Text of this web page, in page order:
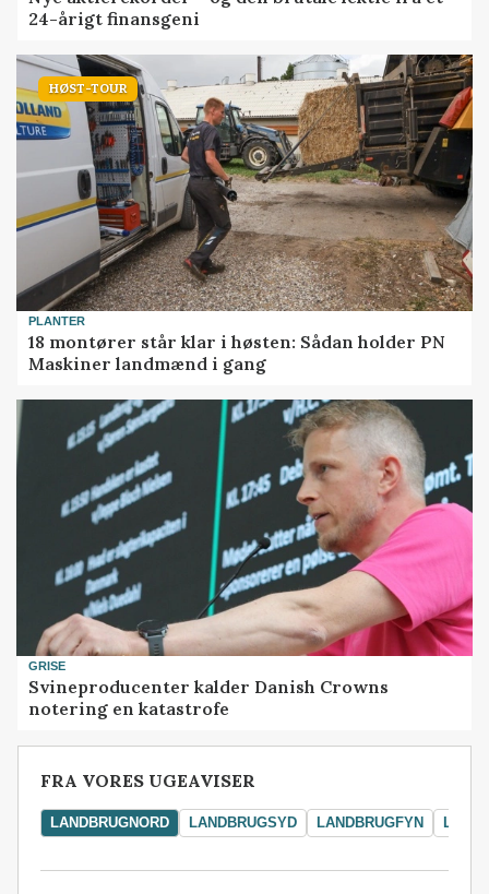
24-årigt finansgeni
HØST-TOUR
PLANTER
18 montører står klar i høsten: Sådan holder PN
Maskiner landmænd i gang
GRISE
Svineproducenter kalder Danish Crowns
notering en katastrofe
FRA VORES UGEAVISER
LANDBRUGNORD LANDBRUGSYD LANDBRUGFYN